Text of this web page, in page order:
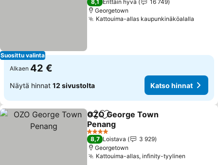
Suosittu valinta
8,1 Erittäin hyvä
16 749
Georgetown
Kattouima-allas kaupunkinäköalalla
Alkaen 42 €
Näytä hinnat 12 sivustolta Katso hinnat
Jaa Lisää suosikkeihin
OZO George Town
Penang
Katso hinnat
4 Tähtiluokitus
8,7 Loistava
3 929
Georgetown
Kattouima-allas, infinity-tyylinen